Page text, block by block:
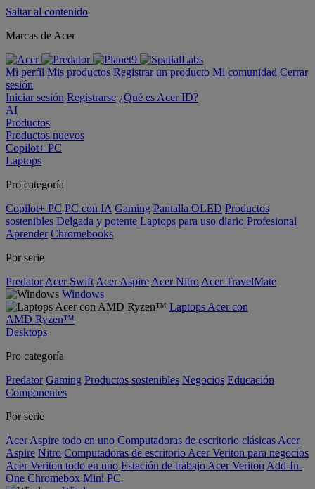
Saltar al contenido
Marcas de Acer
Mi perfil Mis productos Registrar un producto Mi comunidad Cerrar
sesión
Iniciar sesión Registrarse ¿Qué es Acer ID?
AI
Productos
Productos nuevos
Copilot+ PC
Laptops
Pro categoría
Copilot+ PC PC con IA Gaming Pantalla OLED Productos
sostenibles Delgada y potente Laptops para uso diario Profesional
Aprender Chromebooks
Por serie
Predator Acer Swift Acer Aspire Acer Nitro Acer TravelMate
Windows
Laptops Acer con
AMD Ryzen™
Desktops
Pro categoría
Predator Gaming Productos sostenibles Negocios Educación
Componentes
Por serie
Acer Aspire todo en uno Computadoras de escritorio clásicas Acer
Aspire Nitro Computadoras de escritorio Acer Veriton para negocios
Acer Veriton todo en uno Estación de trabajo Acer Veriton Add-In-
One Chromebox Mini PC